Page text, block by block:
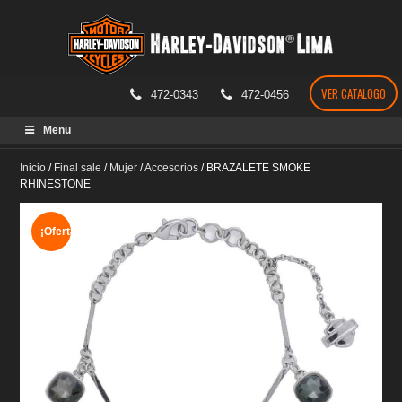
472-0343 472-0456 VER CATALOGO
Menu
Inicio / Final sale / Mujer /Accesorios / BRAZALETE SMOKE
RHINESTONE
¡Oferta!